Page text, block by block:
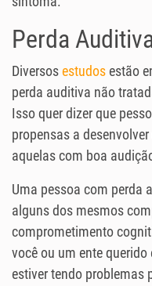
Perda
Diversosestudos estão
perda auditiva não
Isso quer dizer que
propensas a
aquelas com boa
Uma pessoa com perda
alguns dos mesmos
comprometimento
você ou um ente
estiver tendo problemas